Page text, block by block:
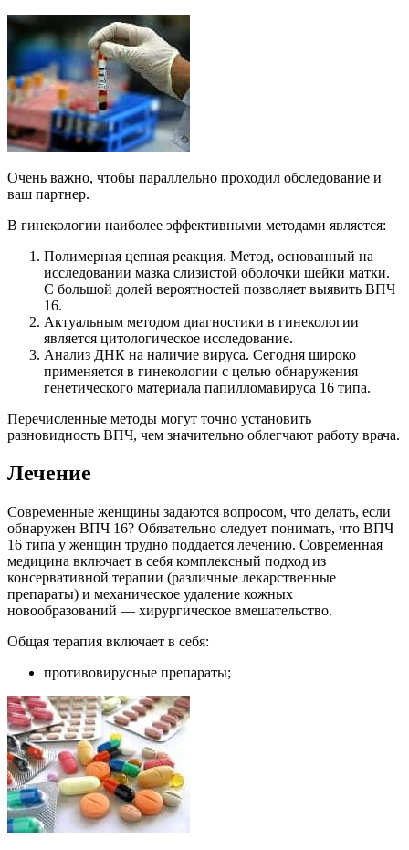
Очень важно, чтобы параллельно проходил обследование и
ваш партнер.
В гинекологии наиболее эффективными методами является:
Полимерная цепная реакция. Метод, основанный на
исследовании мазка слизистой оболочки шейки матки.
С большой долей вероятностей позволяет выявить ВПЧ
16.
Актуальным методом диагностики в гинекологии
является цитологическое исследование.
Анализ ДНК на наличие вируса. Сегодня широко
применяется в гинекологии с целью обнаружения
генетического материала папилломавируса 16 типа.
Перечисленные методы могут точно установить
разновидность ВПЧ, чем значительно облегчают работу врача.
Лечение
Современные женщины задаются вопросом, что делать, если
обнаружен ВПЧ 16? Обязательно следует понимать, что ВПЧ
16 типа у женщин трудно поддается лечению. Современная
медицина включает в себя комплексный подход из
консервативной терапии (различные лекарственные
препараты) и механическое удаление кожных
новообразований — хирургическое вмешательство.
Общая терапия включает в себя:
противовирусные препараты;